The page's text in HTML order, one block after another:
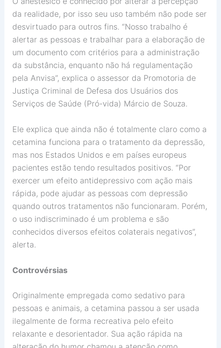
da realidade, por isso seu uso também não pode ser
desvirtuado para outros fins. “Nosso trabalho é
alertar as pessoas e trabalhar para a elaboração de
um documento com critérios para a administração
da substância, enquanto não há regulamentação
pela Anvisa”, explica o assessor da Promotoria de
Justiça Criminal de Defesa dos Usuários dos
Serviços de Saúde (Pró-vida) Márcio de Souza.
Ele explica que ainda não é totalmente claro como a
cetamina funciona para o tratamento da depressão,
mas nos Estados Unidos e em países europeus
pacientes estão tendo resultados positivos. “Por
exercer um efeito antidepressivo com ação mais
rápida, pode ajudar as pessoas com depressão
quando outros tratamentos não funcionaram. Porém,
o uso indiscriminado é um problema e são
conhecidos diversos efeitos colaterais negativos”,
alerta.
Controvérsias
Originalmente empregada como sedativo para
pessoas e animais, a cetamina passou a ser usada
ilegalmente de forma recreativa pelo efeito
relaxante e desorientador. Sua ação rápida na